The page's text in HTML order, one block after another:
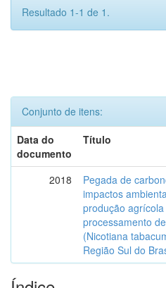
Resultado 1-1 de 1.
Conjunto de itens:
Data do
documento
Título
2018
Pegada de
impactos
produção
processamento
(Nicotiana
Região Sul do